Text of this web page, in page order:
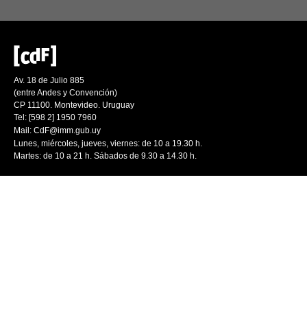
Av. 18 de Julio 885
(entre Andes y Convención)
CP 11100. Montevideo. Uruguay
Tel: [598 2] 1950 7960
Mail: CdF@imm.gub.uy
Lunes, miércoles, jueves, viernes: de 10 a 19.30 h.
Martes: de 10 a 21 h. Sábados de 9.30 a 14.30 h.